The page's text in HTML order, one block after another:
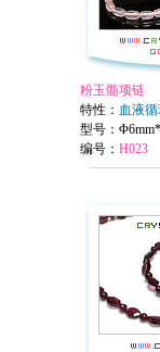
粉玉髓项链
特性： 血液
型号：
编号： H023